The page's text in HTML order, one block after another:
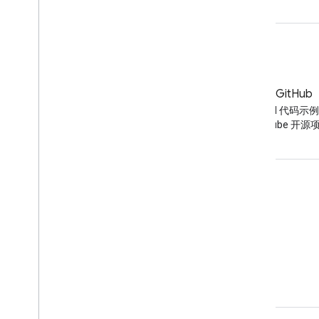
GitHub
查找 API 代码示
YouTube 开源